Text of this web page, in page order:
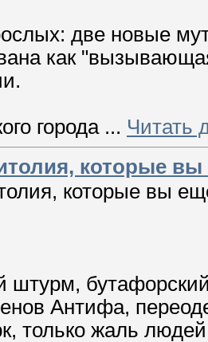
две новые
как
города ... Читать
которые
которые вы
штурм,
Антифа,
только жаль